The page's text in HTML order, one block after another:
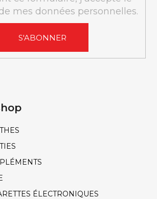
mes données personnelles.
S'ABONNER
ÉLECTRONIQUES